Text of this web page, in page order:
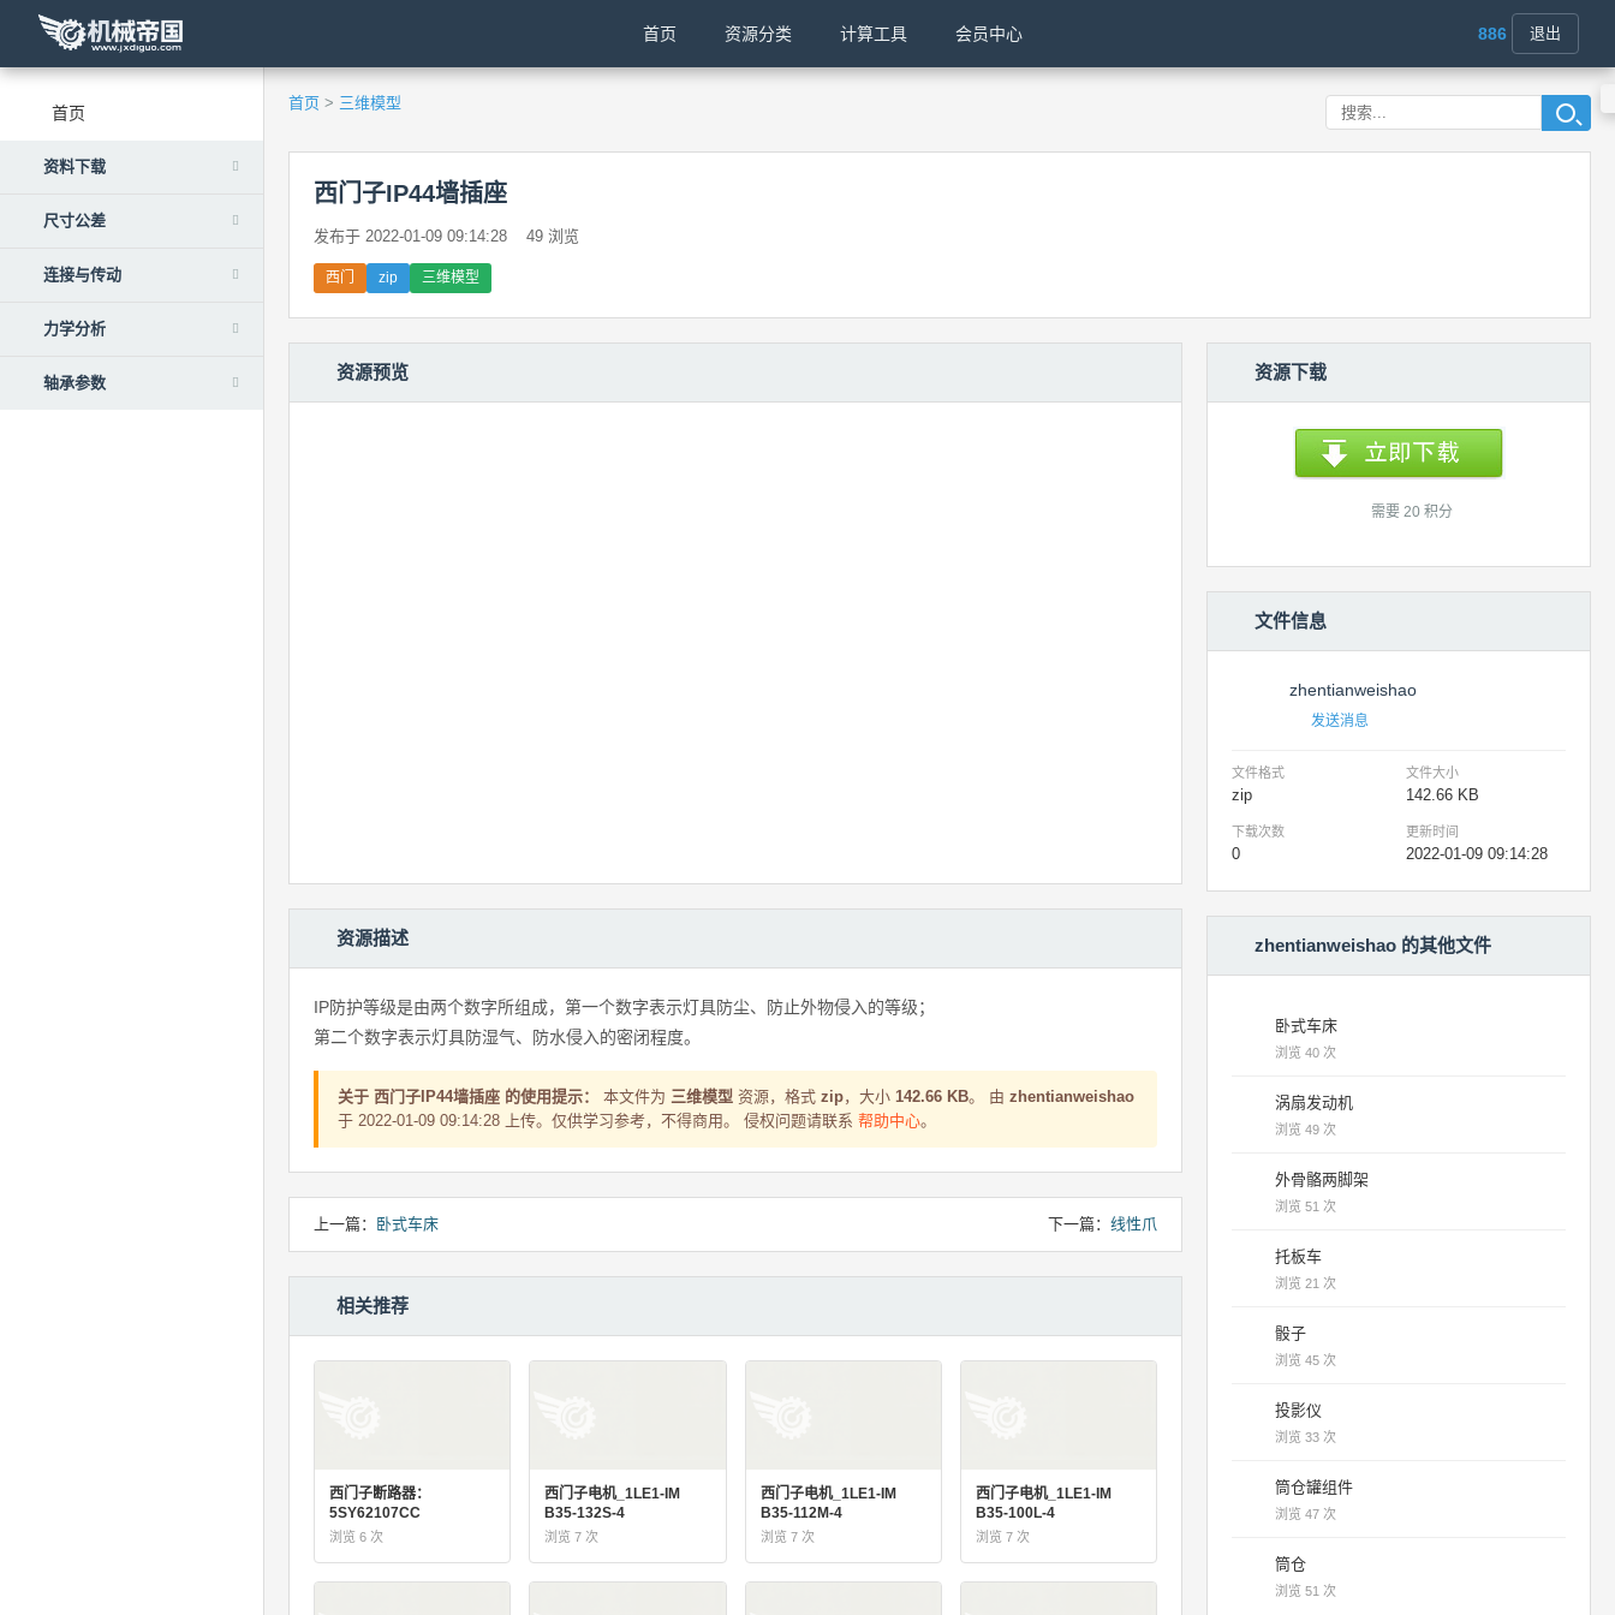
首页 资源分类 计算工具 会员中心 886 退出
首页
资料下载
尺寸公差
连接与传动
力学分析
轴承参数
首页 > 三维模型
西门子IP44墙插座
发布于 2022-01-09 09:14:28 49 浏览
西门 zip 三维模型
资源预览
资源描述
IP防护等级是由两个数字所组成，第一个数字表示灯具防尘、防止外物侵入的等级；
第二个数字表示灯具防湿气、防水侵入的密闭程度。
关于 西门子IP44墙插座 的使用提示： 本文件为 三维模型 资源，格式 zip，大小 142.66 KB。 由 zhentianweishao
于 2022-01-09 09:14:28 上传。仅供学习参考，不得商用。 侵权问题请联系 帮助中心。
上一篇： 卧式车床 下一篇： 线性爪
相关推荐
西门子断路器：
5SY62107CC
浏览 6 次
西门子电机_1LE1-IM
B35-132S-4
浏览 7 次
西门子电机_1LE1-IM
B35-112M-4
浏览 7 次
西门子电机_1LE1-IM
B35-100L-4
浏览 7 次
资源下载
需要 20 积分
文件信息
zhentianweishao
发送消息
文件格式
zip
文件大小
142.66 KB
下载次数
0
更新时间
2022-01-09 09:14:28
zhentianweishao 的其他文件
卧式车床
浏览 40 次
涡扇发动机
浏览 49 次
外骨骼两脚架
浏览 51 次
托板车
浏览 21 次
骰子
浏览 45 次
投影仪
浏览 33 次
筒仓罐组件
浏览 47 次
筒仓
浏览 51 次